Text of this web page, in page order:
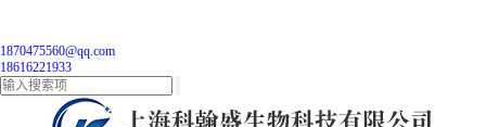
1870475560@qq.com
18616221933